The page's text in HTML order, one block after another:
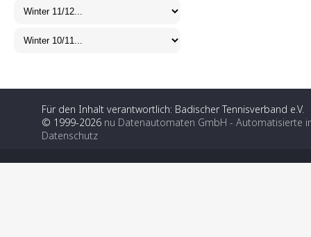
Für den Inhalt verantwortlich: Badischer Tennisverband e.V.
© 1999-2026 nu Datenautomaten GmbH - Automatisierte
Datenschutz